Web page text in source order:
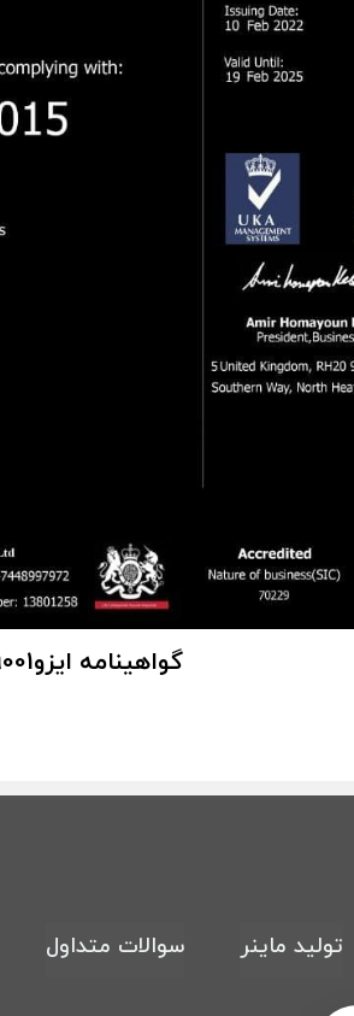
گواهینامه ایزو9001
تولید ماینر سوالات متداول